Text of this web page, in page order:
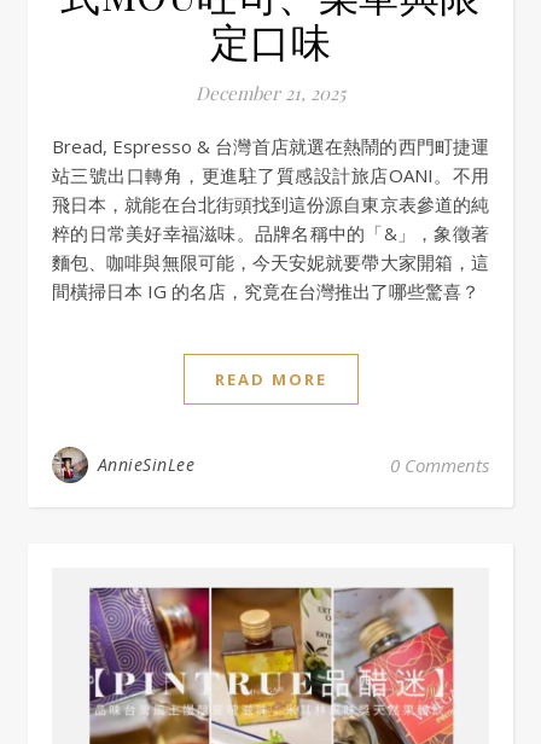
定口味
December 21, 2025
Bread, Espresso & 台灣首店就選在熱鬧的西門町捷運
站三號出口轉角，更進駐了質感設計旅店OANI。不用
飛日本，就能在台北街頭找到這份源自東京表參道的純
粹的日常美好幸福滋味。品牌名稱中的「&」，象徵著
麵包、咖啡與無限可能，今天安妮就要帶大家開箱，這
間橫掃日本 IG 的名店，究竟在台灣推出了哪些驚喜？
READ MORE
AnnieSinLee 0 Comments